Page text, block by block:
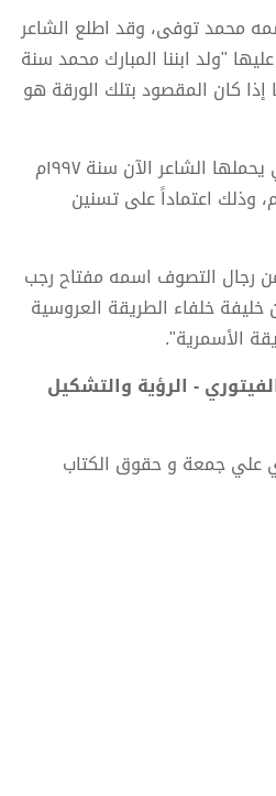
محمد توفى، وقد اطلع الشاعر
"ولد ابننا المبارك محمد سنة
إذا كان المقصود بتلك الورقة هو
ولكن الأوراق الرسمية التي يحملها الشاعر الآن سنة ١٩٩٧م
إن تاريخ ميلاده ۱۹۳۶م، وذلك اعتماداً على تسنين
رجال التصوف اسمه مفتاح رجب
خلفاء الطريقة العروسية
الأسمرية".
- الرؤية والتشكيل
علي جمعة و حقوق الكتاب